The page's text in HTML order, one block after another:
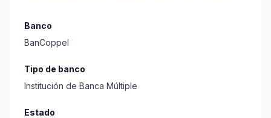
Banco
BanCoppel
Tipo de banco
Institución de Banca Múltiple
Estado